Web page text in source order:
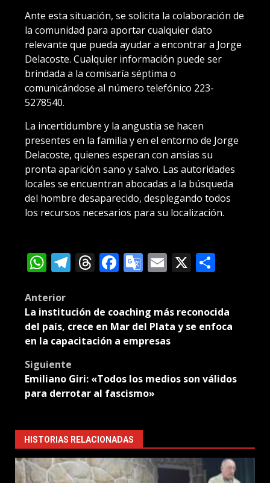
Ante esta situación, se solicita la colaboración de
la comunidad para aportar cualquier dato
relevante que pueda ayudar a encontrar a Jorge
Delacoste. Cualquier información puede ser
brindada a la comisaría séptima o
comunicándose al número telefónico 223-
5278540.
La incertidumbre y la angustia se hacen
presentes en la familia y en el entorno de Jorge
Delacoste, quienes esperan con ansias su
pronta aparición sano y salvo. Las autoridades
locales se encuentran abocadas a la búsqueda
del hombre desaparecido, desplegando todos
los recursos necesarios para su localización.
WhatsApp
Telegram
Threads
Facebook
Google
Email
X
Post
navigation
Anterior
La institución de coaching más reconocida
del país, crece en Mar del Plata y se enfoca
en la capacitación a empresas
Siguiente
Emiliano Giri: «Todos los medios son válidos
para derrotar al fascismo»
HISTORIAS RELACIONADAS